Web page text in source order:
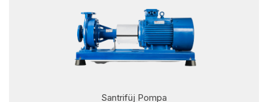
Santrifüj Pompa